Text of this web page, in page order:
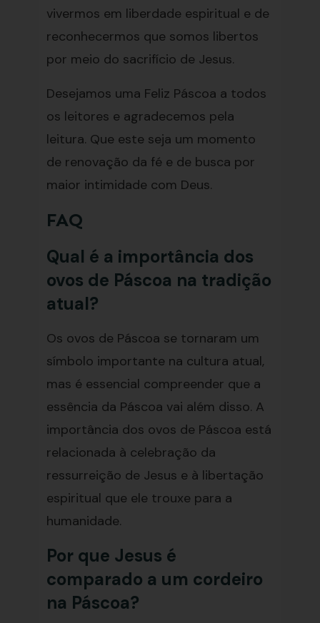
vivermos em liberdade espiritual e de
reconhecermos que somos libertos
por meio do sacrifício de Jesus.
Desejamos uma Feliz Páscoa a todos
os leitores e agradecemos pela
leitura. Que este seja um momento
de renovação da fé e de busca por
maior intimidade com Deus.
FAQ
Qual é a importância dos
ovos de Páscoa na tradição
atual?
Os ovos de Páscoa se tornaram um
símbolo importante na cultura atual,
mas é essencial compreender que a
essência da Páscoa vai além disso. A
importância dos ovos de Páscoa está
relacionada à celebração da
ressurreição de Jesus e à libertação
espiritual que ele trouxe para a
humanidade.
Por que Jesus é
comparado a um cordeiro
na Páscoa?